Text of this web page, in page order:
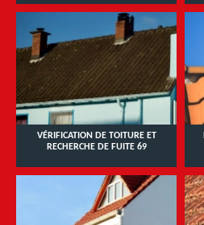
VÉRIFICATION DE TOITURE ET
RECHERCHE DE FUITE 69